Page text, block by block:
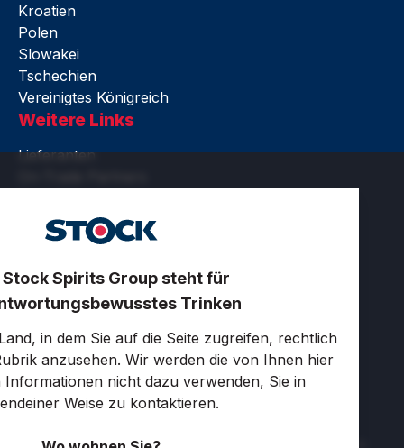
Weitere Links
Lieferanten
Barrierefreiheit
Nutzungsbedingungen
Zertifikate
Cookie-Einstellungen
LinkedIn
Kroatien
Polen
Slowakei
Tschechien
Vereinigtes Königreich
Copyright © 2023 Stock Spirits Group. Alle Rechte
Stock Spirits Group steht für
Trinken
in dem Sie auf die Seite zugreifen, rechtlich
anzusehen. Wir werden die von Ihnen hier
Informationen nicht dazu verwenden, Sie in
Weise zu kontaktieren.